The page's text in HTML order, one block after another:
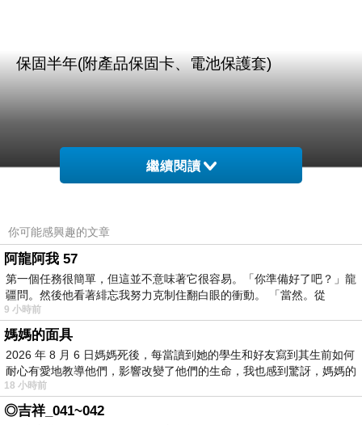
保固半年(附產品保固卡、電池保護套)
商品訊息描述:
貝爾 SAMSUNG D848高容量防
*相容型號D848的手機
適用 :
SAMSUNG D848
繼續閱讀
你可能感興趣的文章
阿龍阿我 57
第一個任務很簡單，但這並不意味著它很容易。「你準備好了吧？」龍
疆問。然後他看著緋忘我努力克制住翻白眼的衝動。 「當然。從
9 小時前
媽媽的面具
2026 年 8 月 6 日媽媽死後，每當讀到她的學生和好友寫到其生前如何
耐心有愛地教導他們，影響改變了他們的生命，我也感到驚訝，媽媽的
18 小時前
◎吉祥_041~042